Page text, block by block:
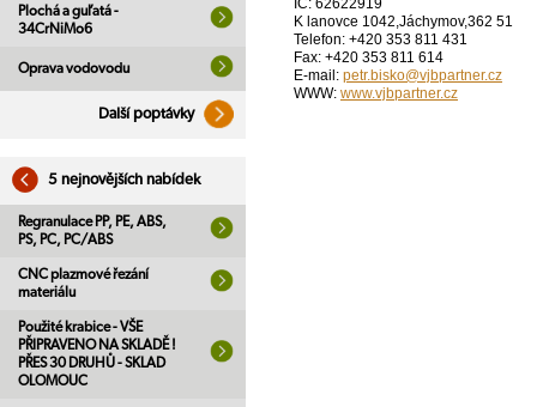
Plochá a guľatá -
34CrNiMo6
Oprava vodovodu
Další poptávky
5 nejnovějších nabídek
Regranulace PP, PE, ABS,
PS, PC, PC/ABS
CNC plazmové řezání
materiálu
Použité krabice - VŠE
PŘIPRAVENO NA SKLADĚ !
PŘES 30 DRUHŮ - SKLAD
OLOMOUC
IČ: 62622919
K lanovce 1042,Jáchymov,362 51
Telefon: +420 353 811 431
Fax: +420 353 811 614
E-mail: petr.bisko@vjbpartner.cz
WWW: www.vjbpartner.cz